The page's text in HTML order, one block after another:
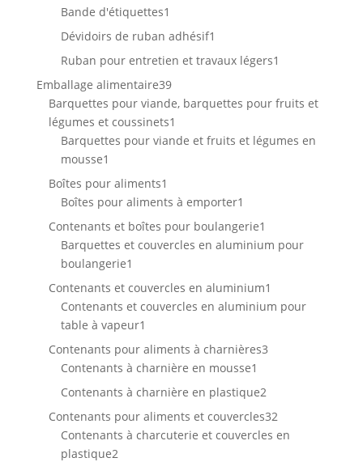
produits
Bande d'étiquettes1
produit
Dévidoirs de ruban adhésif1
produit
Ruban pour entretien et travaux légers1
Emballage alimentaire3939
produits
Barquettes pour viande, barquettes pour fruits et
légumes et coussinets1
produit
Barquettes pour viande et fruits et légumes en
mousse1
produit
Boîtes pour aliments1
produit
Boîtes pour aliments à emporter1
produit
Contenants et boîtes pour boulangerie1
produit
Barquettes et couvercles en aluminium pour
boulangerie1
produit
Contenants et couvercles en aluminium1
produit
Contenants et couvercles en aluminium pour
table à vapeur1
produit
Contenants pour aliments à charnières33
Contenants à charnière en mousse1
produit
Contenants à charnière en plastique22
produits
Contenants pour aliments et couvercles3232
produits
Contenants à charcuterie et couvercles en
plastique22